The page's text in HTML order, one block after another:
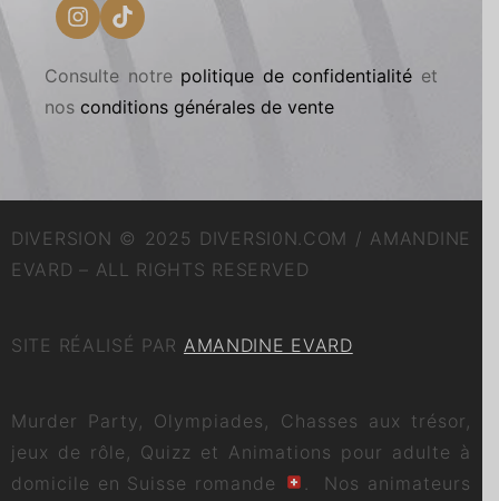
Consulte notre politique de confidentialité et
nos conditions générales de vente
DIVERSION © 2025 DIVERSI0N.COM / AMANDINE
EVARD – ALL RIGHTS RESERVED
SITE RÉALISÉ PAR AMANDINE EVARD
Murder Party, Olympiades, Chasses aux trésor,
jeux de rôle, Quizz et Animations pour adulte à
domicile en Suisse romande
. Nos animateurs